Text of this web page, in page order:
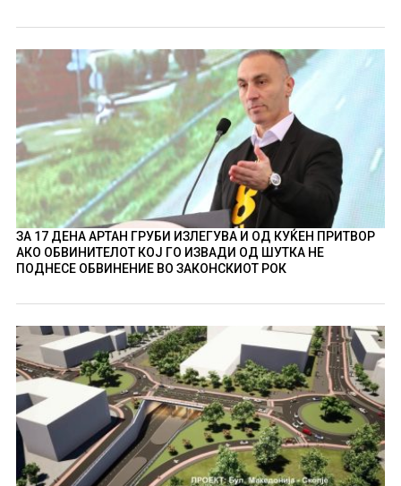
ЗА 17 ДЕНА АРТАН ГРУБИ ИЗЛЕГУВА И ОД КУЌЕН ПРИТВОР
АКО ОБВИНИТЕЛОТ КОЈ ГО ИЗВАДИ ОД ШУТКА НЕ
ПОДНЕСЕ ОБВИНЕНИЕ ВО ЗАКОНСКИОТ РОК